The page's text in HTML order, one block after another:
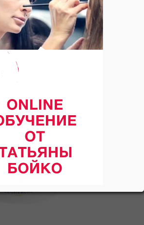
Crеme PIG 200